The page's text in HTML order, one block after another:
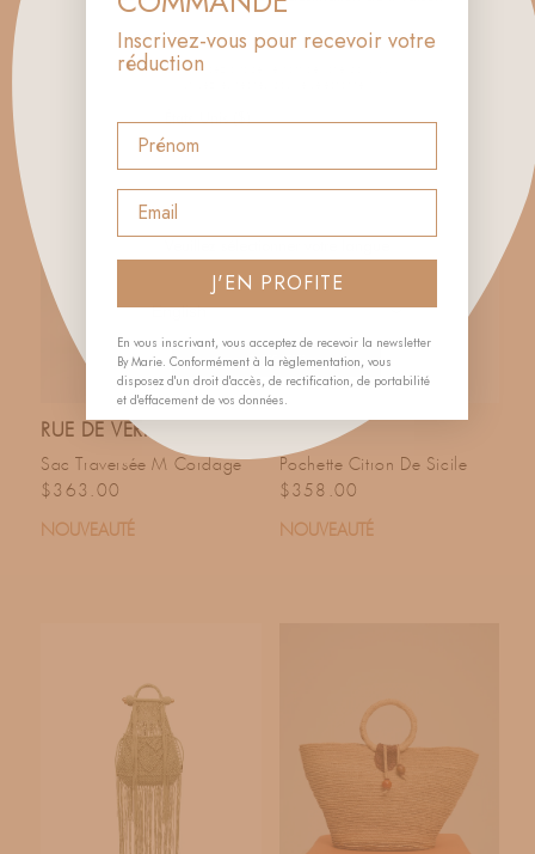
Commencez à taper le nom de votre pays ou
de la détaxe sur l’ensemble du catalogue
ENREGISTRER
RUE DE VERNEUIL
Sac Traversée M Cordage
Prix habituel
$363.00
NOUVEAUTÉ
Pochette Citron De Sicile
Prix habituel
$358.00
NOUVEAUTÉ
Inscrivez-vous pour recevoir votre
réduction
Email
J'EN PROFITE
En vous inscrivant, vous acceptez de recevoir la newsletter
By Marie. Conformément à la règlementation, vous
disposez d'un droit d'accès, de rectification, de portabilité
et d'effacement de vos données.